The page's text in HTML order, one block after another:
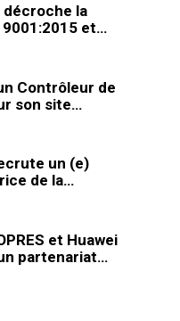
décroche la
et…
Contrôleur de
son site…
un (e)
de la…
et Huawei
partenariat…